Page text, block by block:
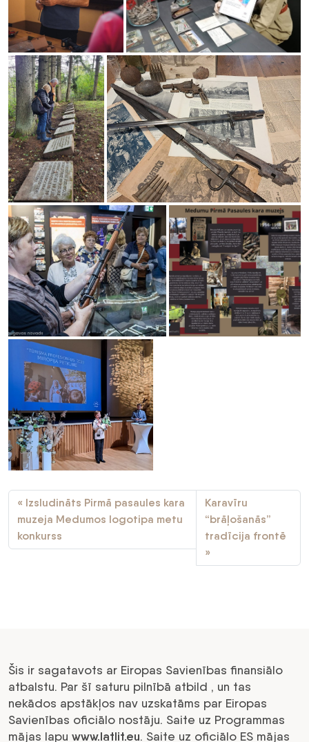
Izsludināts Pirmā pasaules kara
muzeja Medumos logotipa metu
konkurss
Karavīru
“brāļošanās”
tradīcija frontē
Šis ir sagatavots ar Eiropas Savienības finansiālo
atbalstu. Par šī saturu pilnībā atbild , un tas
nekādos apstākļos nav uzskatāms par Eiropas
Savienības oficiālo nostāju. Saite uz Programmas
mājas lapu www.latlit.eu. Saite uz oficiālo ES mājas